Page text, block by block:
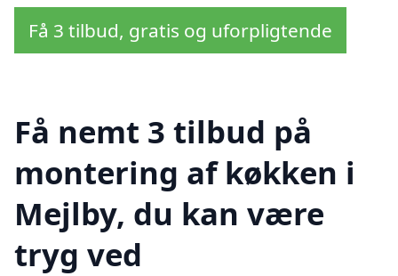
Få 3 tilbud, gratis og uforpligtende
Få nemt 3 tilbud på
montering af køkken i
Mejlby, du kan være
tryg ved